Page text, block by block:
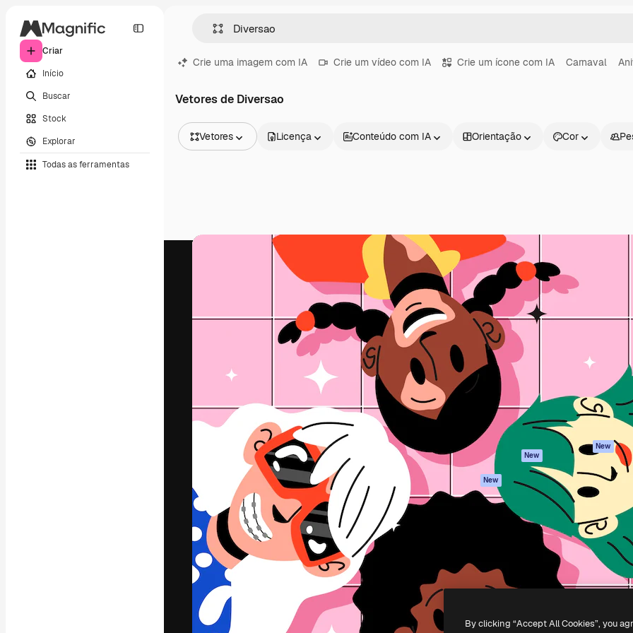
Criar
Início
Buscar
Stock
Explorar
Todas as ferramentas
Crie uma imagem com IA Crie um vídeo com IA Crie um ícone com IA Carnaval
Vetores de Diversao
Vetores
Vídeos
Licença Conteúdo com IA Orientação Cor
A plataforma criativa para você direcionar
seu melhor trabalho. Mais de 1 milhão de
assinantes entre criativos, empresas,
agências e estúdios.
Produtos
Assistente de IA
Gerador de
imagens
Gerador de vídeos
Texto para voz
Conteúdo de stock
MCP para
Claude/ChatGPT
New
New
API
Atendimento
condições
Política de
privacidade
Originais New
Política de cookies
Central de
confiabilidade
Afiliados
Empresas
2026Freepik Company S.L.U. Todos os direitos reservados.
By clicking “Accept All Cookies”, you